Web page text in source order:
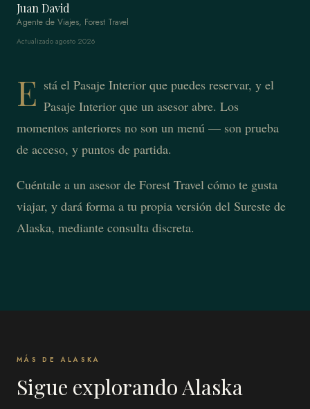
Juan David
Agente de Viajes, Forest Travel
Actualizado agosto 2026
E stá el Pasaje Interior que puedes reservar, y el
Pasaje Interior que un asesor abre. Los
momentos anteriores no son un menú — son prueba
de acceso, y puntos de partida.
Cuéntale a un asesor de Forest Travel cómo te gusta
viajar, y dará forma a tu propia versión del Sureste de
Alaska, mediante consulta discreta.
MÁS DE ALASKA
Sigue explorando Alaska